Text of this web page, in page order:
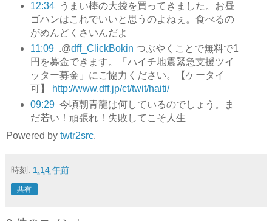
12:34
うまい棒の大袋を買ってきました。お昼
ゴハンはこれでいいと思うのよねぇ。食べるの
がめんどくさいんだよ
11:09 .@dff_ClickBokin つぶやくことで無料で1
円を募金できます。「ハイチ地震緊急支援ツイ
ッター募金」にご協力ください。【ケータイ
可】
http://www.dff.jp/ct/twit/haiti/
09:29 今頃朝青龍は何しているのでしょう。ま
だ若い！頑張れ！失敗してこそ人生
Powered by twtr2src.
時刻: 1:14 午前
共有